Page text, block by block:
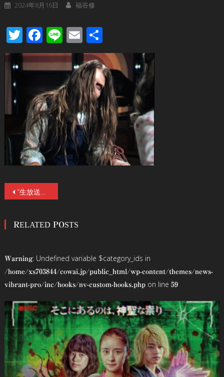
2024年8月16日 福谷修
Twitter
Facebook
LineEmail
有
投
ナ
ゲ
ー
シ
ョ
ン
“生放送中のテレビ番組に悪魔を降臨させようとする”緊迫の場面写真7点が解禁！全米ヒット！【史上最恐の放送事故】を描いた衝撃と戦慄の追体験ホラー『悪魔と夜ふかし』10/4（金）公開
RELATED POSTS
Warning: Undefined variable $category_ids in
/home/xs703844/cowai.jp/public_html/wp-content/themes/news-
vibrant-pro/inc/hooks/nv-custom-hooks.phpon line 59